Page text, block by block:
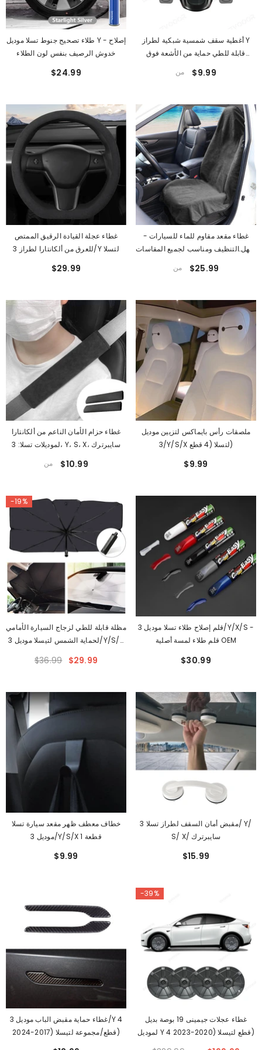
طلاء تصحيح جنوط تسلا موديل Y - إصلاح
خدوش الرصيف بنفس لون الطلاء
$24.99
أغطية سقف شمسية شبكية لطراز Y
قابلة للطي حماية من الأشعة فوق
من $9.99
غطاء عجلة القيادة الرقيق الممتص
للعرق من ألكانتارا لطراز 3/Y لتسلا
$29.99
غطاء مقعد مقاوم للماء للسيارات -
سهل التنظيف ومناسب لجميع المقاسات
من $25.99
غطاء حزام الأمان الناعم من ألكانتارا
لموديلات تسلا: 3، Y، S، X، سايبرترك
من
$10.99
ملصقات رأس بايماكس لتزيين موديل
3/Y/S/X لتسلا (4 قطع)
$9.99
-19%
مظلة قابلة للطي لزجاج السيارة الأمامي
لحماية الشمس لتيسلا موديل 3/Y/S/X
$36.99 $29.99
قلم إصلاح طلاء تسلا موديل 3/Y/X/S -
قلم طلاء لمسة أصلية OEM
$30.99
خطاف معطف ظهر مقعد سيارة تسلا
موديل 3/Y/S/X 1 قطعة
$9.99
مقبض أمان السقف لطراز تسلا 3/ Y/
S/ X/ سايبرترك
$15.99
غطاء حماية مقبض الباب موديل 3/Y 4
قطع/مجموعة لتيسلا (2017-2024)
-39%
غطاء عجلات جيمينى 19 بوصة بديل
لموديل Y 4 قطع لتيسلا (2020-2023)